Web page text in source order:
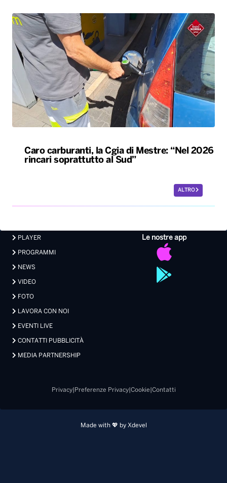
Caro carburanti, la Cgia di Mestre: “Nel 2026
rincari soprattutto al Sud”
ALTRO
Le nostre app
PLAYER
PROGRAMMI
NEWS
VIDEO
FOTO
LAVORA CON NOI
EVENTI LIVE
CONTATTI PUBBLICITÀ
MEDIA PARTNERSHIP
Privacy| Preferenze Privacy| Cookie Contatti
Made with 💖 by Xdevel